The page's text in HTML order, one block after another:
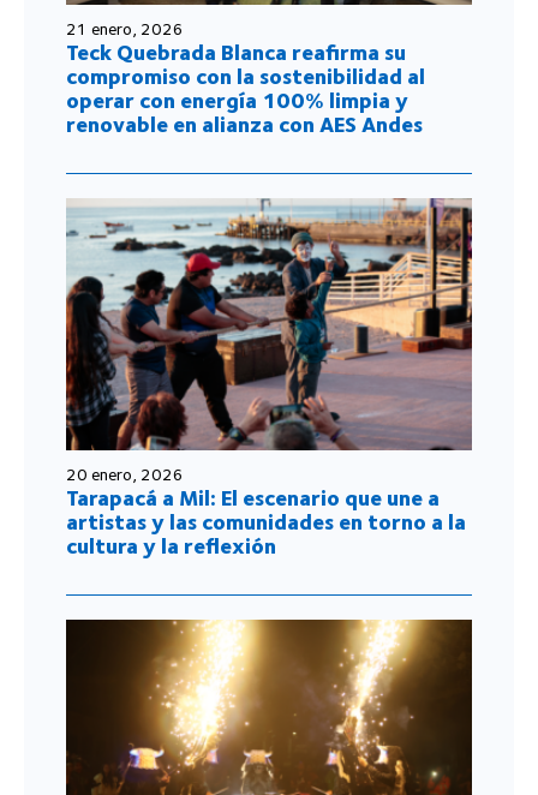
21 enero, 2026
Teck Quebrada Blanca reafirma su
compromiso con la sostenibilidad al
operar con energía 100% limpia y
renovable en alianza con AES Andes
20 enero, 2026
Tarapacá a Mil: El escenario que une a
artistas y las comunidades en torno a la
cultura y la reflexión